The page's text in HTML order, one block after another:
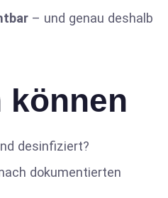
– und genau deshalb
können
desinfiziert?
dokumentierten